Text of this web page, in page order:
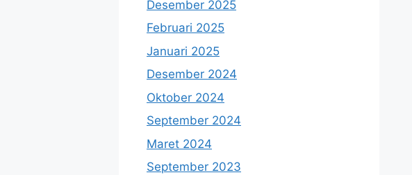
Desember 2025
Februari 2025
Januari 2025
Desember 2024
Oktober 2024
September 2024
Maret 2024
September 2023